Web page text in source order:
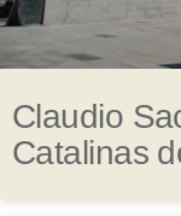
Claudio
Catalinas